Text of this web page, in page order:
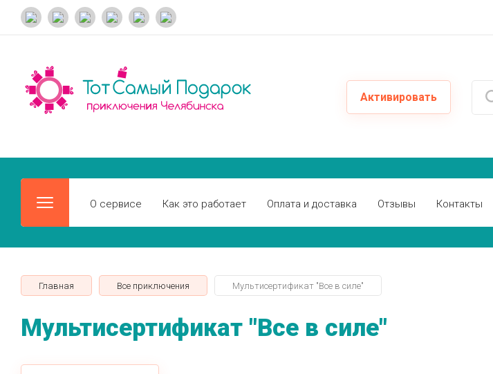
Активировать
О сервисе Как это работает Оплата и доставка Отзывы Контакты
Главная Все приключения Мультисертификат "Все в силе"
Мультисертификат "Все в силе"